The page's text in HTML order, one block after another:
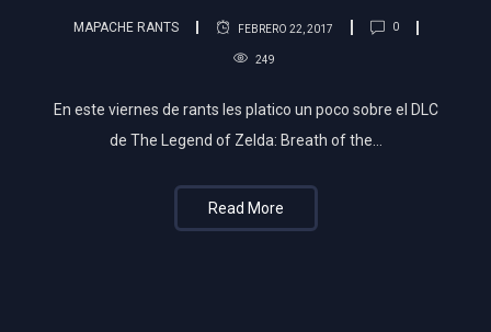
MAPACHE RANTS FEBRERO 22, 2017 0
249
En este viernes de rants les platico un poco sobre el DLC
de The Legend of Zelda: Breath of the…
Read More